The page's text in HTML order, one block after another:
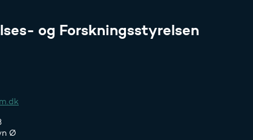
og Forskningsstyrelsen
Ø